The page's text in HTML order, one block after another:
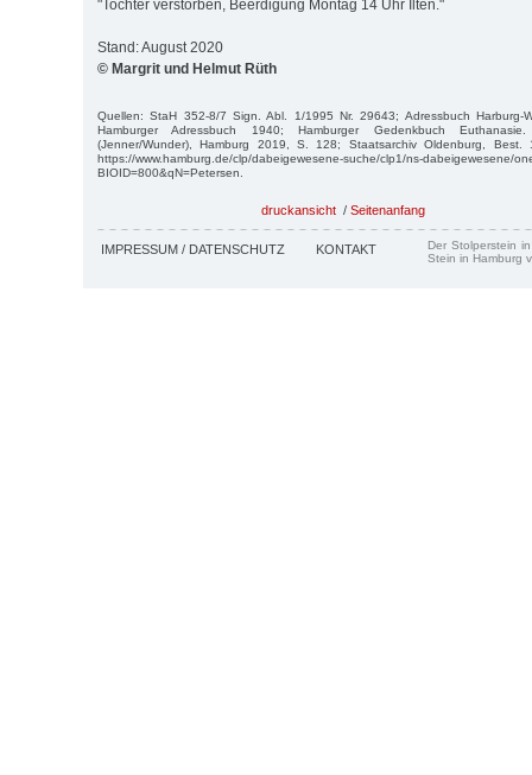
"Tochter verstorben, Beerdigung Montag 14 Uhr Ilten."
Stand: August 2020
© Margrit und Helmut Rüth
Quellen: StaH 352-8/7 Sign. Abl. 1/1995 Nr. 29643; Adressbuch Harburg-
Hamburger Adressbuch 1940; Hamburger Gedenkbuch
(Jenner/Wunder), Hamburg 2019, S. 128; Staatsarchiv Oldenburg, Best.
https://www.hamburg.de/clp/dabeigewesene-suche/clp1/ns-dabeigewesene/
BIOID=800&qN=Petersen.
druckansicht / Seitenanfang
IMPRESSUM / DATENSCHUTZ KONTAKT
Der Stolperstein
Stein in Hamburg